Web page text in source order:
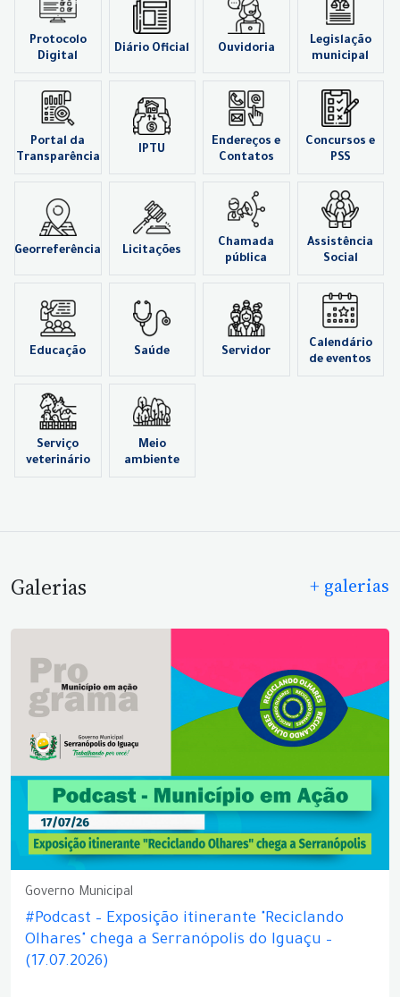
Protocolo
Digital
Diário Oficial Ouvidoria
Legislação
municipal
Portal da
Transparência
IPTU
Endereços e
Contatos
Concursos e
PSS
Georreferência Licitações
Chamada
pública
Assistência
Social
Educação Saúde Servidor
Calendário
de eventos
Serviço
veterinário
Meio
ambiente
Galerias + galerias
Governo Municipal
#Podcast – Exposição itinerante "Reciclando
Olhares" chega a Serranópolis do Iguaçu –
(17.07.2026)